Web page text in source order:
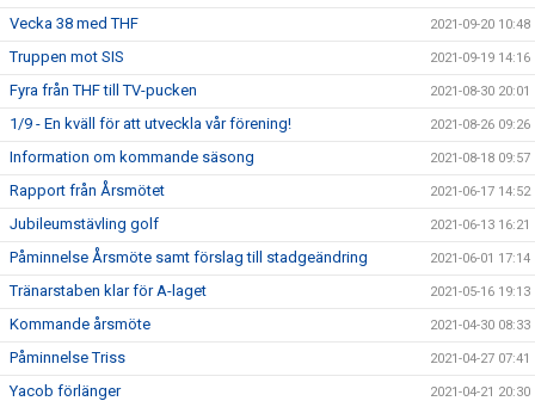
Vecka 38 med THF 2021-09-20 10:48
Truppen mot SIS 2021-09-19 14:16
Fyra från THF till TV-pucken 2021-08-30 20:01
1/9 - En kväll för att utveckla vår förening! 2021-08-26 09:26
Information om kommande säsong 2021-08-18 09:57
Rapport från Årsmötet 2021-06-17 14:52
Jubileumstävling golf 2021-06-13 16:21
Påminnelse Årsmöte samt förslag till stadgeändring 2021-06-01 17:14
Tränarstaben klar för A-laget 2021-05-16 19:13
Kommande årsmöte 2021-04-30 08:33
Påminnelse Triss 2021-04-27 07:41
Yacob förlänger 2021-04-21 20:30